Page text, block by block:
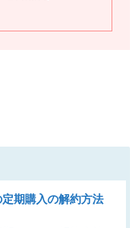
期購入の解約方法